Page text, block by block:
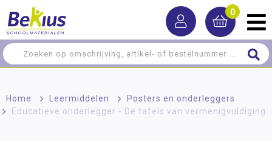
0
Home > Leermiddelen > Posters en onderleggers
Educatieve onderlegger - De tafels van vermenigvuldiging